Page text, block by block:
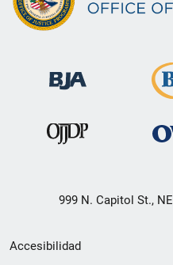
999 N. Capitol St.,
Menú
Accesibilidad